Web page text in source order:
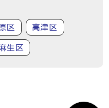
区 高津区
生区